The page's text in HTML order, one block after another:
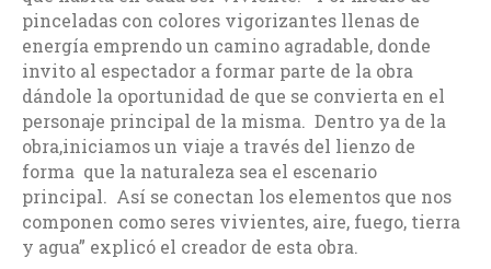
pinceladas con colores vigorizantes llenas de
energía emprendo un camino agradable, donde
invito al espectador a formar parte de la obra
dándole la oportunidad de que se convierta en el
personaje principal de la misma. Dentro ya de la
obra,iniciamos un viaje a través del lienzo de
forma que la naturaleza sea el escenario
principal. Así se conectan los elementos que nos
componen como seres vivientes, aire, fuego, tierra
y agua” explicó el creador de esta obra.